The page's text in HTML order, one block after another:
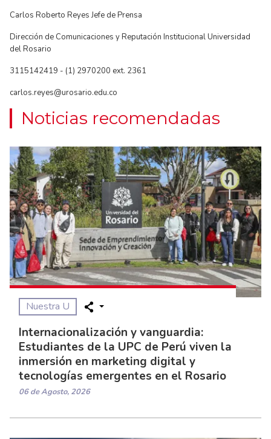
Carlos Roberto Reyes Jefe de Prensa
Dirección de Comunicaciones y Reputación Institucional Universidad
del Rosario
3115142419 - (1) 2970200 ext. 2361
carlos.reyes@urosario.edu.co
Noticias recomendadas
Nuestra U
Internacionalización y vanguardia:
Estudiantes de la UPC de Perú viven la
inmersión en marketing digital y
tecnologías emergentes en el Rosario
06 de Agosto, 2026